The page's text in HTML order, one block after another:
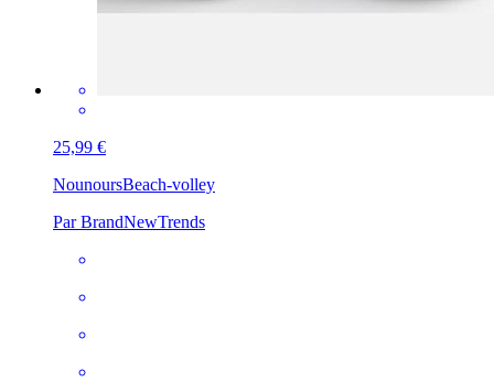
25,99 €
NounoursBeach-volley
Par BrandNewTrends